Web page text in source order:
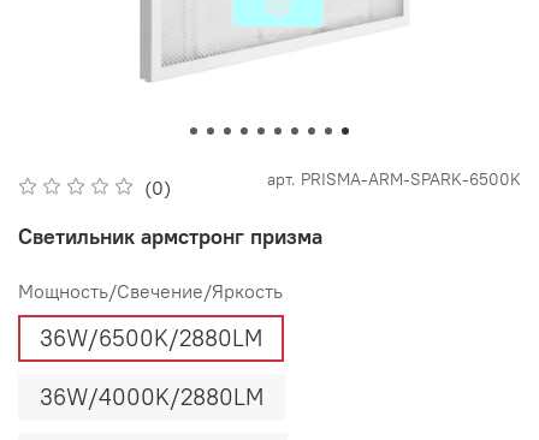
(0) арт. PRISMA-ARM-SPARK-6500K
Светильник армстронг призма
Мощность/Свечение/Яркость
36W/6500K/2880LM
36W/4000K/2880LM